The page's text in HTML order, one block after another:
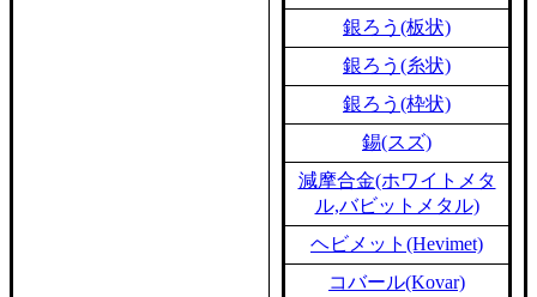
銀ろう(板状)
銀ろう(糸状)
銀ろう(枠状)
錫(スズ)
減摩合金(ホワイトメタ
ル,バビットメタル)
ヘビメット(Hevimet)
コバール(Kovar)